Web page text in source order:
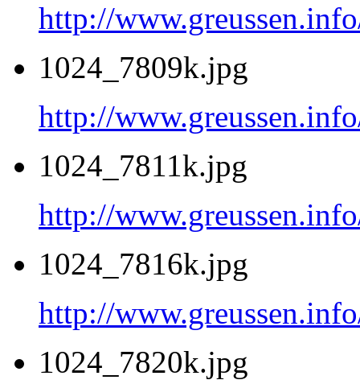
http://
1024_7809k.jpg
http://
1024_7811k.jpg
http://
1024_7816k.jpg
http://
1024_7820k.jpg